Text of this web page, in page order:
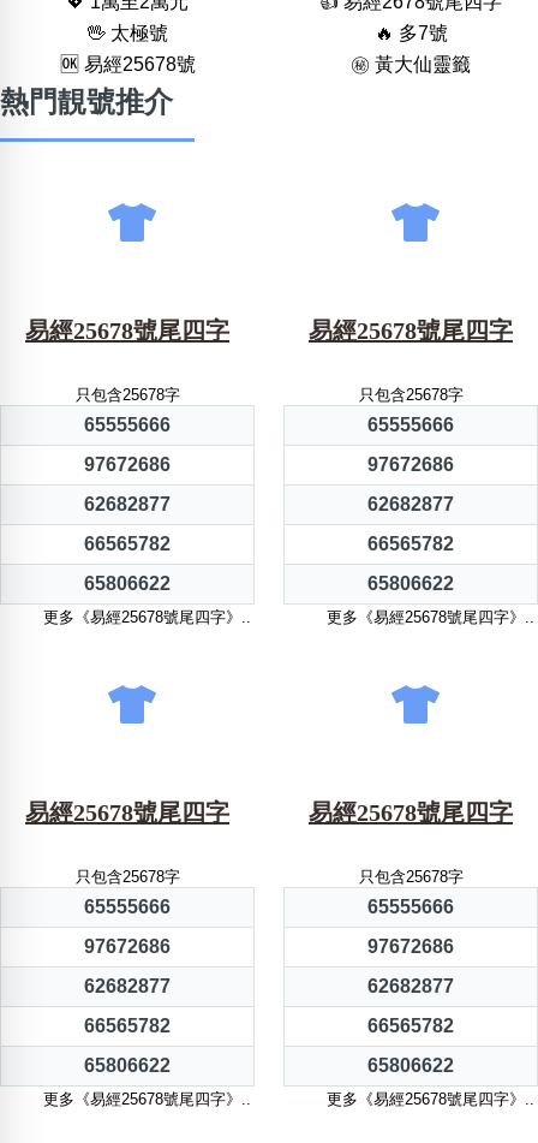
🖖 太極號
🔥 多7號
🆗️ 易經25678號
㊙️ 黃大仙靈籤
熱門靚號推介
易經25678號尾四字
只包含25678字
65555666
97672686
62682877
66565782
65806622
更多《易經25678號尾四字》..
易經25678號尾四字
只包含25678字
65555666
97672686
62682877
66565782
65806622
更多《易經25678號尾四字》..
易經25678號尾四字
只包含25678字
65555666
97672686
62682877
66565782
65806622
更多《易經25678號尾四字》..
易經25678號尾四字
只包含25678字
65555666
97672686
62682877
66565782
65806622
更多《易經25678號尾四字》..